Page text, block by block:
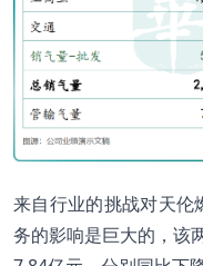
来自行业的挑战对天伦
务的影响是巨大的，该